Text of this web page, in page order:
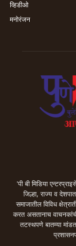
व्हिडीओ
मनोरंजन
'पी बी मिडिया
जिल्हा, राज्य व
समाजातील विविध
करत असतानाच
तटस्थपणे बातम्या